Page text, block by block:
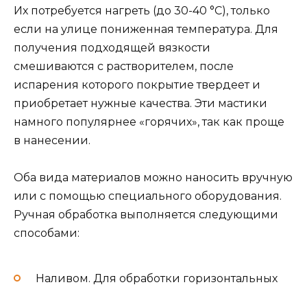
Их потребуется нагреть (до 30-40 °С), только
если на улице пониженная температура. Для
получения подходящей вязкости
смешиваются с растворителем, после
испарения которого покрытие твердеет и
приобретает нужные качества. Эти мастики
намного популярнее «горячих», так как проще
в нанесении.
Оба вида материалов можно наносить вручную
или с помощью специального оборудования.
Ручная обработка выполняется следующими
способами:
Наливом. Для обработки горизонтальных